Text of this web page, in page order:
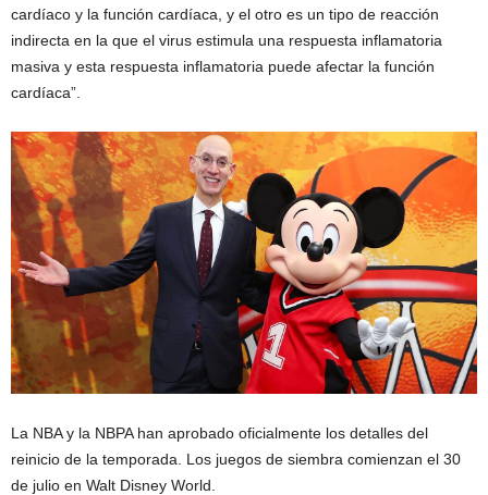
cardíaco y la función cardíaca, y el otro es un tipo de reacción
indirecta en la que el virus estimula una respuesta inflamatoria
masiva y esta respuesta inflamatoria puede afectar la función
cardíaca”.
La NBA y la NBPA han aprobado oficialmente los detalles del
reinicio de la temporada. Los juegos de siembra comienzan el 30
de julio en Walt Disney World.